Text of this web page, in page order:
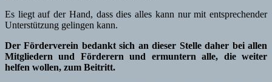
Es liegt auf der Hand, dass dies alles kann nur mit entsprechender
Unterstützung gelingen kann.
Der Förderverein bedankt sich an dieser Stelle daher bei allen
Mitgliedern und Förderern und ermuntern alle, die weiter
helfen wollen, zum Beitritt.